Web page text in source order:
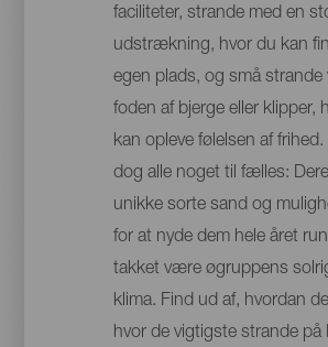
faciliteter, strande med en
udstrækning, hvor du kan
egen plads, og små strande
foden af bjerge eller klipper,
kan opleve følelsen af frihed.
dog alle noget til fælles:
unikke sorte sand og
for at nyde dem hele året
takket være øgruppens
klima. Find ud af, hvordan
hvor de vigtigste strande på